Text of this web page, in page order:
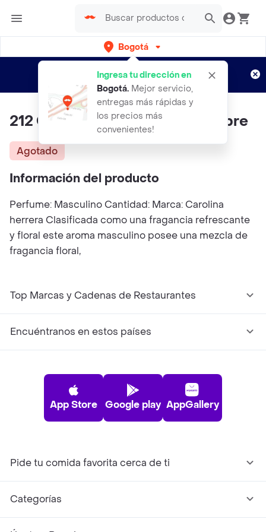
Bogotá
Ingresa tu dirección en
Bogotá. Mejor servicio,
entregas más rápidas y
los precios más
convenientes!
envíos gratis por semanas
Aplican TyC
212 Carolina Herrera Para Hombre
Agotado
Información del producto
Perfume: Masculino Cantidad: Marca: Carolina
herrera Clasificada como una fragancia refrescante
y floral este aroma masculino posee una mezcla de
fragancia floral,
Top Marcas y Cadenas de Restaurantes
Encuéntranos en estos países
App Store Google play AppGallery
Pide tu comida favorita cerca de ti
Categorías